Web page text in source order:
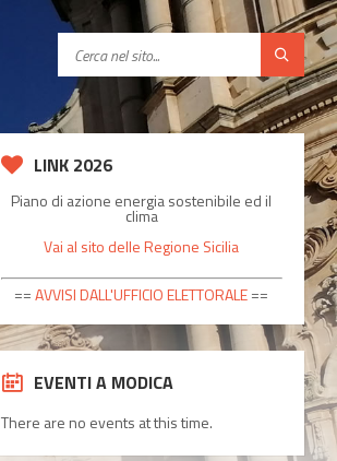
C
r
a
LINK 2026
Piano di azione energia sostenibile ed il
clima
Vai al sito delle Regione Sicilia
==AVVISI DALL'UFFICIO ELETTORALE==
EVENTI A MODICA
There are no events at this time.